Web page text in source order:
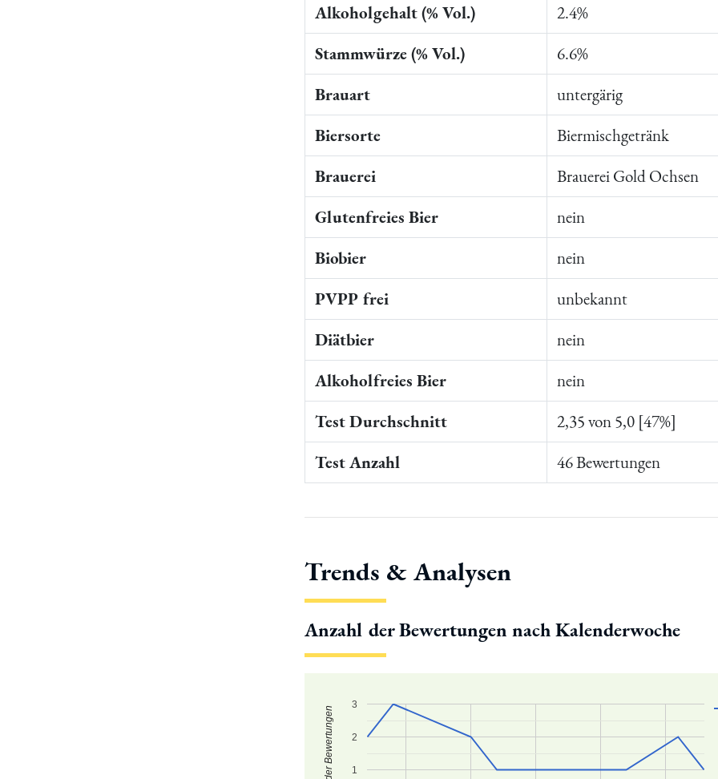
Alkoholgehalt (% Vol.)
2.4%
Stammwürze (% Vol.)
6.6%
Brauart
untergärig
Biersorte
Biermischgetränk
Brauerei
Brauerei Gold Ochsen
Glutenfreies Bier
nein
Biobier
nein
PVPP frei
unbekannt
Diätbier
nein
Alkoholfreies Bier
nein
Test Durchschnitt
2,35 von 5,0 [47%]
Test Anzahl
46 Bewertungen
Trends & Analysen
Anzahl der Bewertungen nach Kalenderwoche
1
2
3
Zahl der Bewertungen